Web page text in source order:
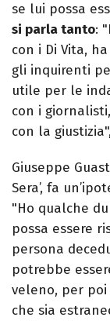
se lui possa
si parla tanto:
con i Di Vita,
gli inquirenti
utile per le
con i
con la
Giuseppe
Sera’, fa
"Ho qualche
possa essere
persona
potrebbe
veleno, per
che sia